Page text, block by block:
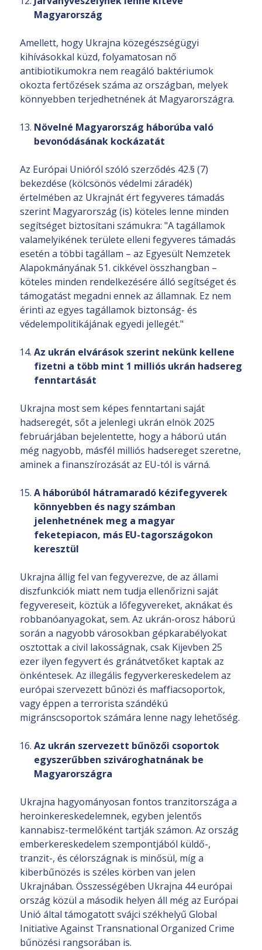
Magyarország
Amellett, hogy Ukrajna közegészségügyi
kihívásokkal küzd, folyamatosan nő
antibiotikumokra nem reagáló baktériumok
okozta fertőzések száma az országban, melyek
könnyebben terjedhetnének át Magyarországra.
Növelné Magyarország háborúba való
bevonódásának kockázatát
Az Európai Unióról szóló szerződés 42.§ (7)
bekezdése (kölcsönös védelmi záradék)
értelmében az Ukrajnát ért fegyveres támadás
szerint Magyarország (is) köteles lenne minden
segítséget biztosítani számukra: "A tagállamok
valamelyikének területe elleni fegyveres támadás
esetén a többi tagállam – az Egyesült Nemzetek
Alapokmányának 51. cikkével összhangban –
köteles minden rendelkezésére álló segítséget és
támogatást megadni ennek az államnak. Ez nem
érinti az egyes tagállamok biztonság- és
védelempolitikájának egyedi jellegét."
Az ukrán elvárások szerint nekünk kellene
fizetni a több mint 1 milliós ukrán hadsereg
fenntartását
Ukrajna most sem képes fenntartani saját
hadseregét, sőt a jelenlegi ukrán elnök 2025
februárjában bejelentette, hogy a háború után
még nagyobb, másfél milliós hadsereget szeretne,
aminek a finanszírozását az EU-tól is várná.
A háborúból hátramaradó kézifegyverek
könnyebben és nagy számban
jelenhetnének meg a magyar
feketepiacon, más EU-tagországokon
keresztül
Ukrajna állig fel van fegyverezve, de az állami
diszfunkciók miatt nem tudja ellenőrizni saját
fegyvereseit, köztük a lőfegyvereket, aknákat és
robbanóanyagokat, sem. Az ukrán-orosz háború
során a nagyobb városokban gépkarabélyokat
osztottak a civil lakosságnak, csak Kijevben 25
ezer ilyen fegyvert és gránátvetőket kaptak az
önkéntesek. Az illegális fegyverkereskedelem az
európai szervezett bűnözi és maffiacsoportok,
vagy éppen a terrorista szándékú
migránscsoportok számára lenne nagy lehetőség.
Az ukrán szervezett bűnözői csoportok
egyszerűbben szivároghatnának be
Magyarországra
Ukrajna hagyományosan fontos tranzitországa a
heroinkereskedelemnek, egyben jelentős
kannabisz-termelőként tartják számon. Az ország
emberkereskedelem szempontjából küldő-,
tranzit-, és célországnak is minősül, míg a
kiberbűnözés is széles körben van jelen
Ukrajnában. Összességében Ukrajna 44 európai
ország közül a második helyen áll még az Európai
Unió által támogatott svájci székhelyű Global
Initiative Against Transnational Organized Crime
bűnözési rangsorában is.